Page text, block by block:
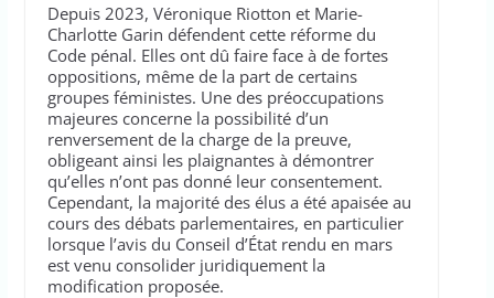
Depuis 2023, Véronique Riotton et Marie-
Charlotte Garin défendent cette réforme du
Code pénal. Elles ont dû faire face à de fortes
oppositions, même de la part de certains
groupes féministes. Une des préoccupations
majeures concerne la possibilité d’un
renversement de la charge de la preuve,
obligeant ainsi les plaignantes à démontrer
qu’elles n’ont pas donné leur consentement.
Cependant, la majorité des élus a été apaisée au
cours des débats parlementaires, en particulier
lorsque l’avis du Conseil d’État rendu en mars
est venu consolider juridiquement la
modification proposée.